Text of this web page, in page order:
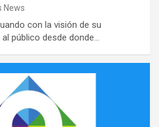
News
con la visión de su
público desde donde…